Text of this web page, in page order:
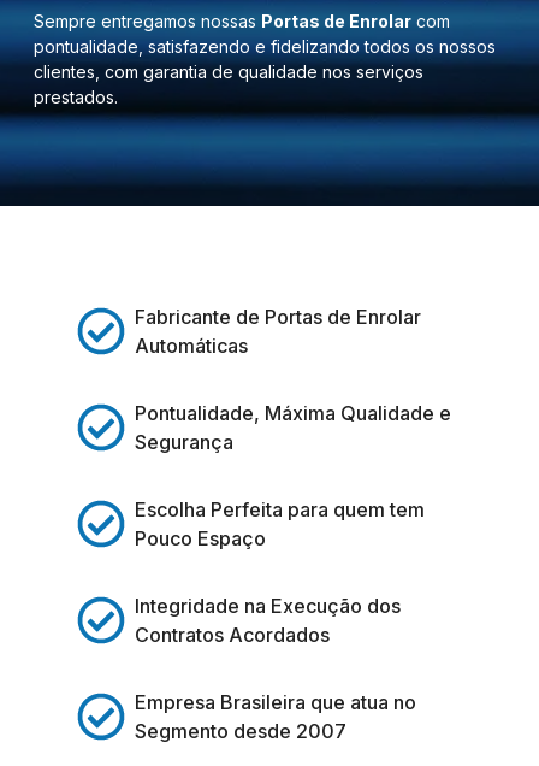
Sempre entregamos nossas Portas de Enrolar com
pontualidade, satisfazendo e fidelizando todos os nossos
clientes, com garantia de qualidade nos serviços
prestados.
Fabricante de Portas de Enrolar
Automáticas
Pontualidade, Máxima Qualidade e
Segurança
Escolha Perfeita para quem tem
Pouco Espaço
Integridade na Execução dos
Contratos Acordados
Empresa Brasileira que atua no
Segmento desde 2007